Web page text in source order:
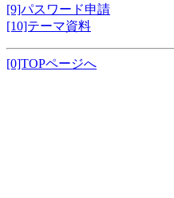
[9]パスワード申請
[10]テーマ資料
[0]TOPページへ